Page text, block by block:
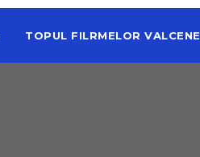
TOPUL FILRMELOR VALCENE